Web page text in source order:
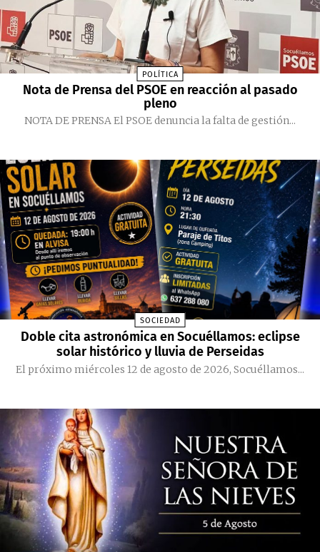
POLÍTICA
Nota de Prensa del PSOE en reacción al pasado
pleno
NOTA DE PRENSA El PSOE denuncia la falta de gestión...
SOCIEDAD
Doble cita astronómica en Socuéllamos: eclipse
solar histórico y lluvia de Perseidas
El próximo miércoles 12 de agosto de 2026, Socuéllamos...